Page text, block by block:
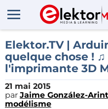
Elektor.TV |
quelque chose !
l'imprimante 3D
21 mai 2015
par Jaime González-
modélisme